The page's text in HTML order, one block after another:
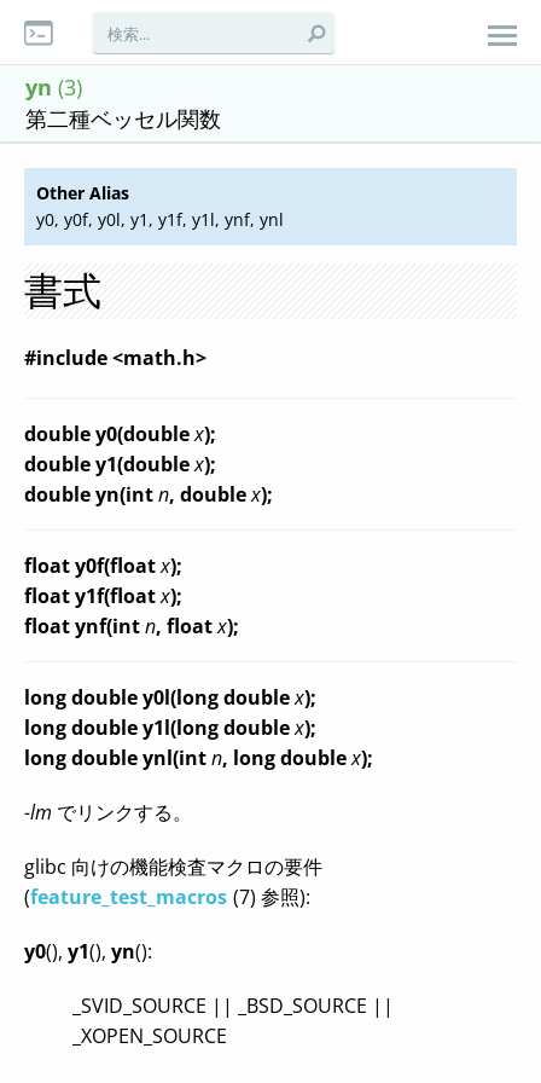
yn (3)
第二種ベッセル関数
Other Alias
y0, y0f, y0l, y1, y1f, y1l, ynf, ynl
書式
#include <math.h>
double y0(doublex);
double y1(doublex);
double yn(intn, doublex);
float y0f(floatx);
float y1f(floatx);
float ynf(intn, floatx);
long double y0l(long doublex);
long double y1l(long doublex);
long double ynl(intn, long doublex);
-lm でリンクする。
glibc 向けの機能検査マクロの要件
(feature_test_macros (7) 参照):
y0(), y1(), yn():
_SVID_SOURCE || _BSD_SOURCE ||
_XOPEN_SOURCE